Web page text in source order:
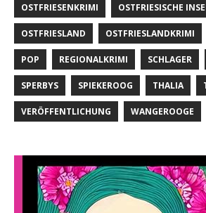
OSTFRIESENKRIMI OSTFRIESISCHE
OSTFRIESLAND OSTFRIESLANDKRIMI
POP REGIONALKRIMI SCHLAGER
SPERBYS SPIEKEROOG THALIA
VERÖFFENTLICHUNG WANGEROOGE